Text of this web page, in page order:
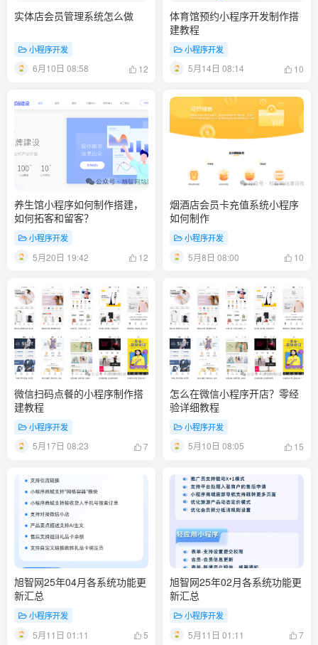
实体店会员管理系统怎么做
小程序开发
6月10日 08:58 12
体育馆预约小程序开发制作搭
建教程
小程序开发
5月14日 08:14 10
养生馆小程序如何制作搭建，
如何拓客和留客？
小程序开发
5月20日 19:42 12
烟酒店会员卡充值系统小程序
如何制作
小程序开发
5月8日 08:00 10
微信扫码点餐的小程序制作搭
建教程
小程序开发
5月17日 08:23 7
怎么在微信小程序开店？零经
验详细教程
小程序开发
5月10日 08:05 15
旭智网25年04月各系统功能更
新汇总
小程序开发
5月11日 01:11 5
旭智网25年02月各系统功能更
新汇总
小程序开发
5月11日 01:11 7